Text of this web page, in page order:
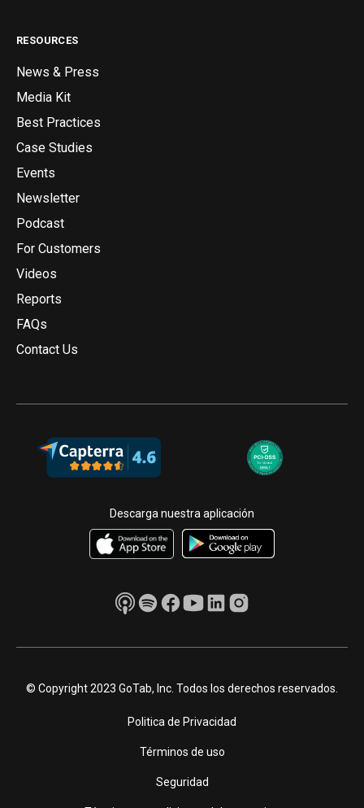
RESOURCES
News & Press
Media Kit
Best Practices
Case Studies
Events
Newsletter
Podcast
For Customers
Videos
Reports
FAQs
Contact Us
Descarga nuestra aplicación
© Copyright 2023 GoTab, Inc. Todos los derechos reservados.
Politica de Privacidad
Términos de uso
Seguridad